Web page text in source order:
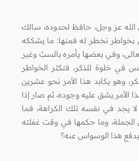
عز وجل، حافظ لحدوده، سالك
بخواطر تخطر له فمنها: ما يشككه
وفي بعضها يأمره بالسبّ وغير
في خلوة للذكر، فتكثر الخواطر
وهو يكابد هذا الأمر نحو عشرين
الأمر يشق عليه وجوده، ثم صار إذا
يجد في نفسه تلك الكراهة، فما
وما حكمها في وقت غفلته
يدفع هذا الوسواس عنه؟